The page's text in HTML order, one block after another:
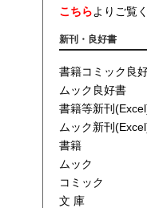
こちらよりご覧
新刊・良好書
書籍コミック良
ムック良好書
書籍等新刊
ムック新刊
書籍
ムック
コミック
文 庫